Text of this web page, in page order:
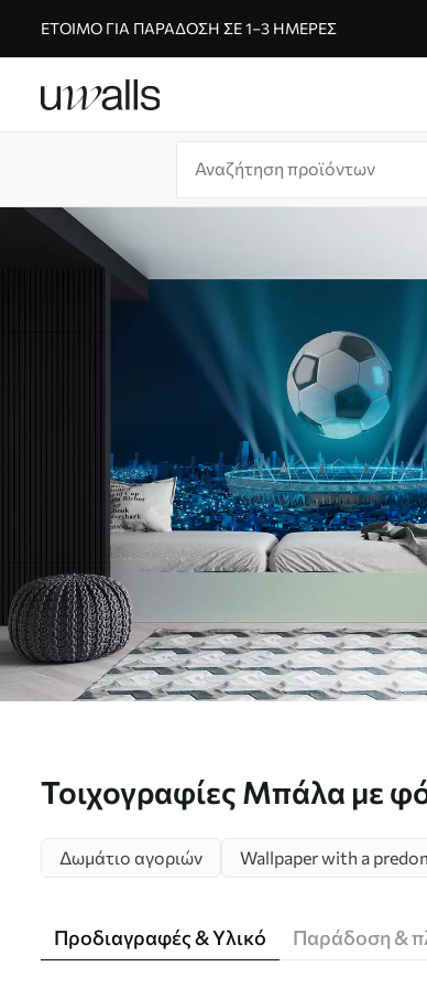
ΈΤΟΙΜΟ ΓΙΑ ΠΑΡΆΔΟΣΗ ΣΕ 1–3 ΗΜΈΡΕΣ
Τοιχογραφίες Μπάλα με
Δωμάτιο αγοριών Wallpaper with a
Προδιαγραφές & Υλικό Παράδοση &